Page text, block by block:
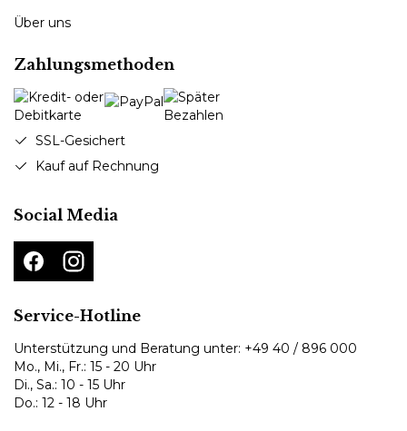
Über uns
Zahlungsmethoden
SSL-Gesichert
Kauf auf Rechnung
Social Media
Service-Hotline
Unterstützung und Beratung unter: +49 40 / 896 000
Mo., Mi., Fr.: 15 - 20 Uhr
Di., Sa.: 10 - 15 Uhr
Do.: 12 - 18 Uhr